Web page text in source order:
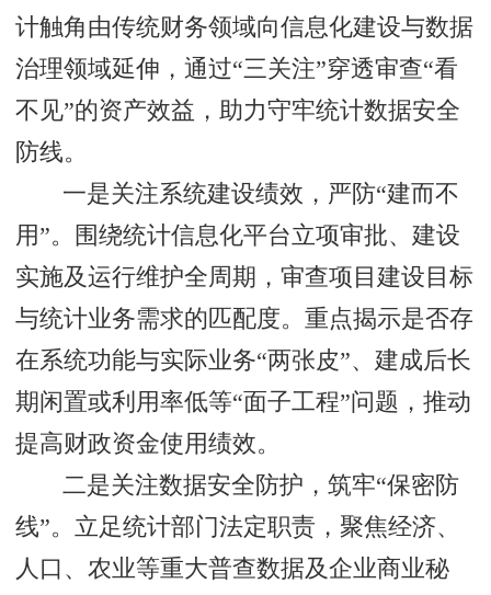
计触角由传统财务领域向信息化建设与数据
治理领域延伸，通过“三关注”穿透审查“看
不见”的资产效益，助力守牢统计数据安全
防线。
一是关注系统建设绩效，严防“建而不
用”。围绕统计信息化平台立项审批、建设
实施及运行维护全周期，审查项目建设目标
与统计业务需求的匹配度。重点揭示是否存
在系统功能与实际业务“两张皮”、建成后长
期闲置或利用率低等“面子工程”问题，推动
提高财政资金使用绩效。
二是关注数据安全防护，筑牢“保密防
线”。立足统计部门法定职责，聚焦经济、
人口、农业等重大普查数据及企业商业秘